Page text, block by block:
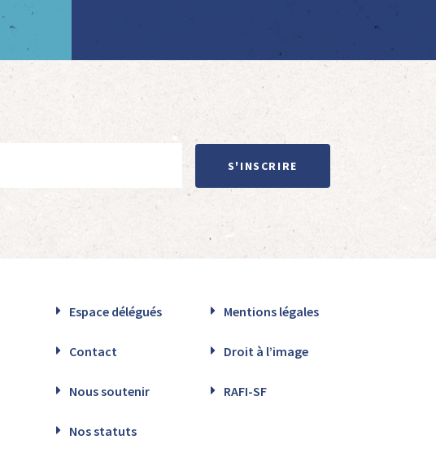
S'INSCRIRE
Espace délégués Mentions légales
Contact Droit à l’image
Nous soutenir RAFI-SF
Nos statuts